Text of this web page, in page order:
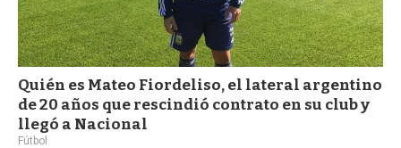
Quién es Mateo Fiordeliso, el lateral argentino
de 20 años que rescindió contrato en su club y
llegó a Nacional
Fútbol